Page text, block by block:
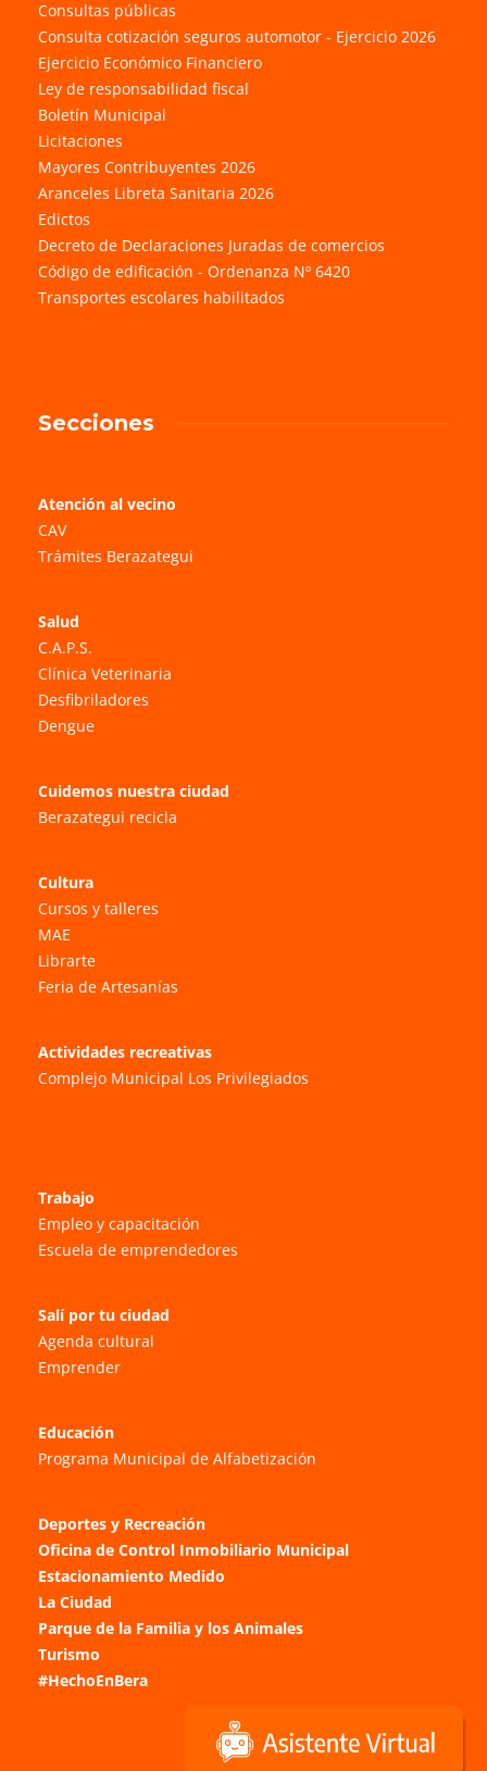
Consultas públicas
Consulta cotización seguros automotor - Ejercicio 2026
Ejercicio Económico Financiero
Ley de responsabilidad fiscal
Boletín Municipal
Licitaciones
Mayores Contribuyentes 2026
Aranceles Libreta Sanitaria 2026
Edictos
Decreto de Declaraciones Juradas de comercios
Código de edificación - Ordenanza Nº 6420
Transportes escolares habilitados
Secciones
Atención al vecino
CAV
Trámites Berazategui
Salud
C.A.P.S.
Clínica Veterinaria
Desfibriladores
Dengue
Cuidemos nuestra ciudad
Berazategui recicla
Cultura
Cursos y talleres
MAE
Librarte
Feria de Artesanías
Actividades recreativas
Complejo Municipal Los Privilegiados
Trabajo
Empleo y capacitación
Escuela de emprendedores
Salí por tu ciudad
Agenda cultural
Emprender
Educación
Programa Municipal de Alfabetización
Deportes y Recreación
Oficina de Control Inmobiliario Municipal
Estacionamiento Medido
La Ciudad
Parque de la Familia y los Animales
Turismo
#HechoEnBera